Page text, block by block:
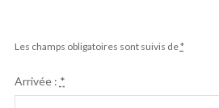
Les champs obligatoires sont suivis de*
Arrivée : *